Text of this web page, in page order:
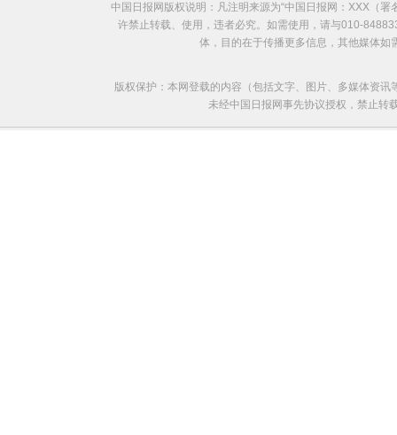
中国日报网版权说明：凡注明来源为“中国日报网：XXX（
许禁止转载、使用，违者必究。如需使用，请与010-
体，目的在于传播更多信息，其他媒体
版权保护：本网登载的内容（包括文字、图片、多媒体资
未经中国日报网事先协议授权，禁止转